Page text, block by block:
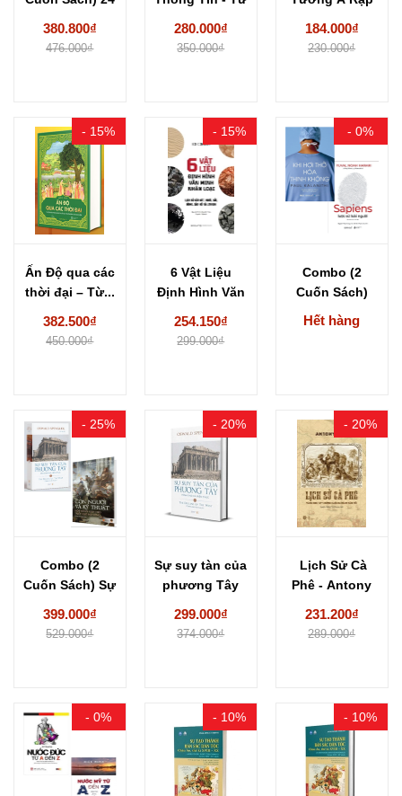
380.800₫
476.000₫
280.000₫
350.000₫
184.000₫
230.000₫
- 15%
Ấn Độ qua các
thời đại – Từ...
382.500₫
450.000₫
- 15%
6 Vật Liệu
Định Hình Văn
254.150₫
299.000₫
- 0%
Combo (2
Cuốn Sách)
Sapiens: Lược
Sử Loài...
Hết hàng
- 25%
Combo (2
Cuốn Sách) Sự
399.000₫
529.000₫
- 20%
Sự suy tàn của
phương Tây
299.000₫
374.000₫
- 20%
Lịch Sử Cà
Phê - Antony
231.200₫
289.000₫
- 0% - 10% - 10%